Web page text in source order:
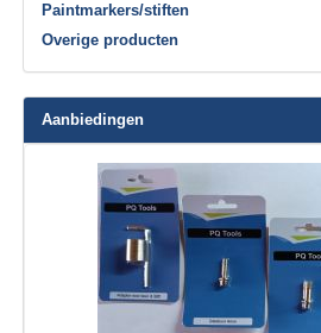
Paintmarkers/stiften
Overige producten
Aanbiedingen